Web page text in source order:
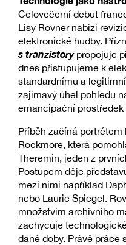
Celovečerní debut
Lisy Rovner nabízí
elektronické hudby.
s tranzistorypropojuje
dnes přistupujeme k
standardnímu a
zajímavý úhel pohledu
emancipační prostředek
Příběh začíná
Rockmore, která
Theremin, jeden z
Postupem děje
mezi nimi například
nebo Laurie Spiegel.
množstvím archivního
zachycuje
dané doby. Právě práce